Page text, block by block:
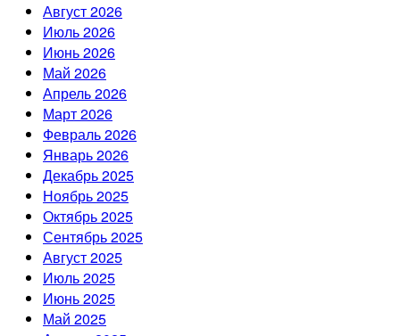
Август 2026
Июль 2026
Июнь 2026
Май 2026
Апрель 2026
Март 2026
Февраль 2026
Январь 2026
Декабрь 2025
Ноябрь 2025
Октябрь 2025
Сентябрь 2025
Август 2025
Июль 2025
Июнь 2025
Май 2025